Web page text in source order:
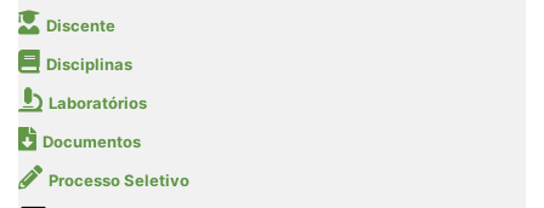
Discente
Disciplinas
Laboratórios
Documentos
Processo Seletivo